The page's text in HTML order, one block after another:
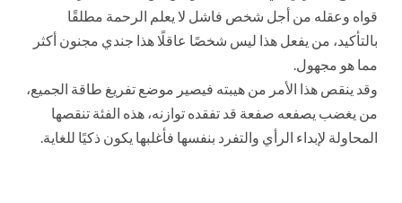
قواه وعقله من أجل شخص فاشل لا يعلم الرحمة مطلقًا
بالتأكيد، من يفعل هذا ليس شخصًا عاقلًا هذا جندي مجنون أكثر
مما هو مجهول.
وقد ينقص هذا الأمر من هيبته فيصير موضع تفريغ طاقة الجميع،
من يغضب يصفعه صفعة قد تفقده توازنه، هذه الفئة تنقصها
المحاولة لإبداء الرأي والتفرد بنفسها فأغلبها يكون ذكيًا للغاية.